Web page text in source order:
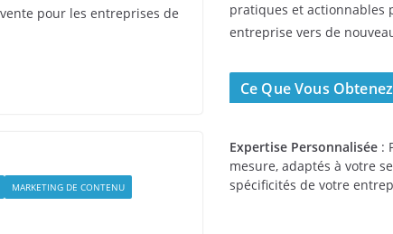
pour les entreprises de
MARKETING DE CONTENU
pratiques et actionnables
entreprise vers de
Ce Que Vous
Expertise Personnalisée :
mesure, adaptés à votre
spécificités de votre